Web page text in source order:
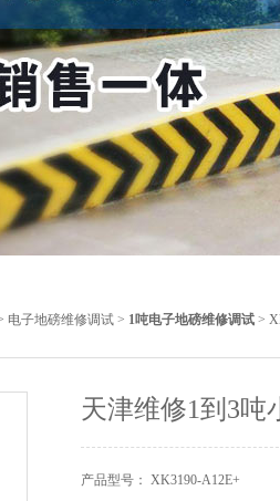
电子地磅维修调试 > 1吨电子地磅维修调试 >
天津维修1到3吨
产品型号： XK3190-A12E+